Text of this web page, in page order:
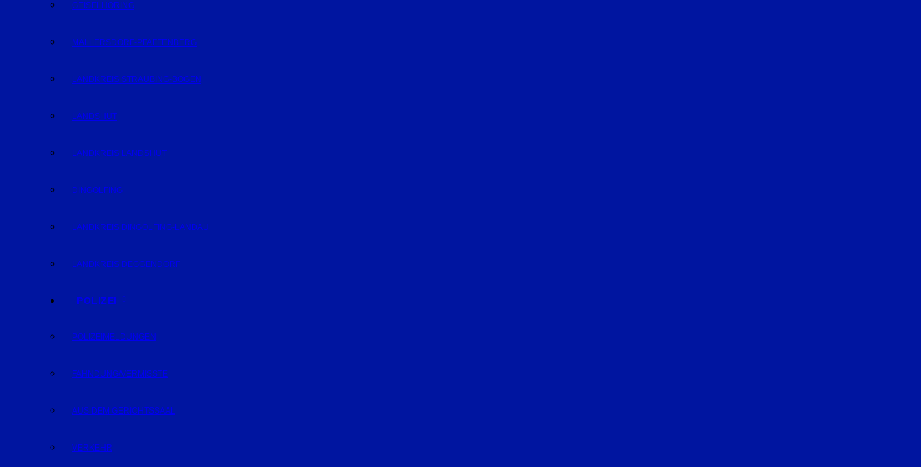
GEISELHÖRING
MALLERSDORF-PFAFFENBERG
LANDKREIS STRAUBING-BOGEN
LANDSHUT
LANDKREIS LANDSHUT
DINGOLFING
LANDKREIS DINGOLFING-LANDAU
LANDKREIS DEGGENDORF
POLIZEI
POLIZEIMELDUNGEN
FAHNDUNG/VERMISSTE
AUS DEM GERICHTSSAAL
VERKEHR